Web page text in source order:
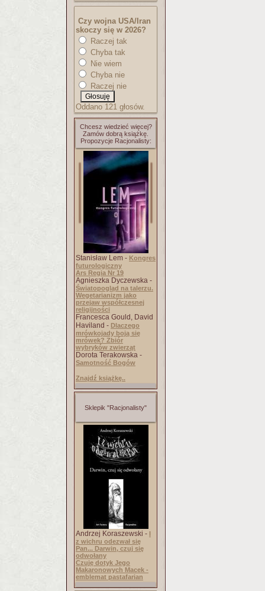
Czy wojna USA/Iran
skoczy się w 2026?
Raczej tak
Chyba tak
Nie wiem
Chyba nie
Raczej nie
Oddano 121 głosów.
Chcesz wiedzieć więcej?
Zamów dobrą książkę.
Propozycje Racjonalisty:
Stanisław Lem - Kongres
futurologiczny
Ars Regia Nr 19
Agnieszka Dyczewska -
Światopogląd na talerzu.
Wegetarianizm jako
przejaw współczesnej
religijności
Francesca Gould, David
Haviland - Dlaczego
mrówkojady boją się
mrówek? Zbiór
wybryków zwierząt
Dorota Terakowska -
Samotność Bogów
Znajdź książkę..
Sklepik "Racjonalisty"
Andrzej Koraszewski - I
z wichru odezwał się
Pan... Darwin, czuj się
odwołany
Czuję dotyk Jego
Makaronowych Macek -
emblemat pastafarian